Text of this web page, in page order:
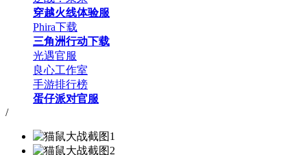
穿越火线体验服
Phira下载
三角洲行动下载
光遇官服
良心工作室
手游排行榜
蛋仔派对官服
/